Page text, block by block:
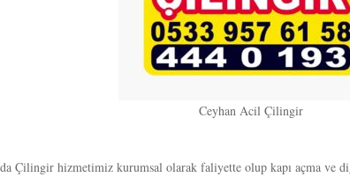
Ceyhan Acil Çilingir
Çilingir hizmetimiz kurumsal olarak faliyette olup kapı açma